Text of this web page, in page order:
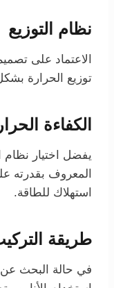
نظام التوزيع
الاعتماد على
توزيع الحرارة
الكفاءة
يفضل اختيار نظام
المعروف بقدرته
استهلاك للطاقة.
طريقة
في حالة البحث